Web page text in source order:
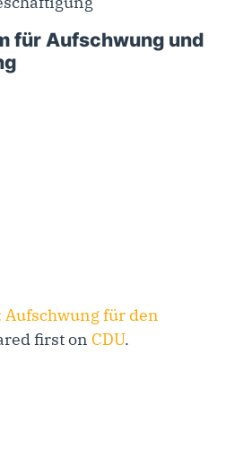
für Aufschwung und
Aufschwung für den
first on CDU.